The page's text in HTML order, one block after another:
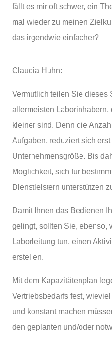
fällt es mir oft schwer, ein
mal wieder zu meinen
das irgendwie einfacher?
Claudia Huhn:
Vermutlich teilen Sie dieses
allermeisten Laborinhabern,
kleiner sind. Denn die
Aufgaben, reduziert sich
Unternehmensgröße. Bis
Möglichkeit, sich für
Dienstleistern unterstützen
Damit Ihnen das Bedienen
gelingt, sollten Sie, ebenso,
Laborleitung tun, einen
erstellen.
Mit dem Kapazitätenplan
Vertriebsbedarfs fest,
und konstant machen
den geplanten und/oder